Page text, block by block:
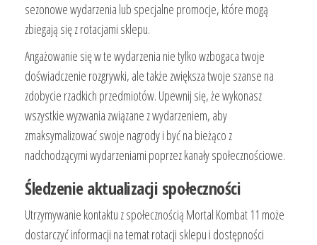
sezonowe wydarzenia lub specjalne promocje, które mogą
zbiegają się z rotacjami sklepu.
Angażowanie się w te wydarzenia nie tylko wzbogaca twoje
doświadczenie rozgrywki, ale także zwiększa twoje szanse na
zdobycie rzadkich przedmiotów. Upewnij się, że wykonasz
wszystkie wyzwania związane z wydarzeniem, aby
zmaksymalizować swoje nagrody i być na bieżąco z
nadchodzącymi wydarzeniami poprzez kanały społecznościowe.
Śledzenie aktualizacji społeczności
Utrzymywanie kontaktu z społecznością Mortal Kombat 11 może
dostarczyć informacji na temat rotacji sklepu i dostępności